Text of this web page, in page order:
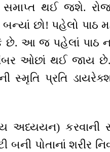
સમાપ્ત થઈ જશે.
છો! પહેલો પાઠ
છે. આ જ પહેલાં પાઠ
નંબર ઓછાં થઈ જાય
પ્રતિ
અધ્યયન) કરવાની
પોતાનાં શરીર